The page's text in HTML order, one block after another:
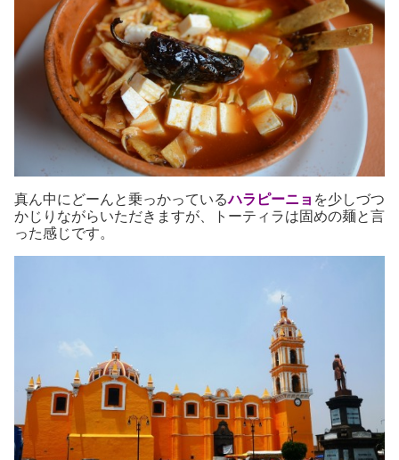
真ん中にどーんと乗っかっているハラピーニョ を少しづつ
かじりながらいただきますが、トーティラは固めの麺と言
った感じです。